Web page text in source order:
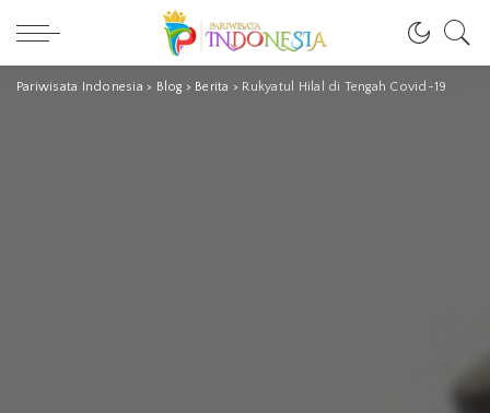
Pariwisata Indonesia > Blog > Berita > Rukyatul Hilal di Tengah Covid-19